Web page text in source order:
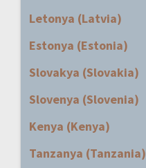
Letonya (Latvia)
Estonya (Estonia)
Slovakya (Slovakia)
Slovenya (Slovenia)
Kenya (Kenya)
Tanzanya (Tanzania)